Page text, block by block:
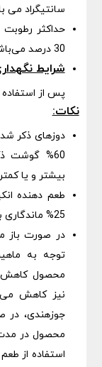
سانتیگراد می
30 درصد می‌باشد.
شرایط
پس از
نکات:
دوزهای ذکر
60% گوشت
بیشتر و یا
طعم دهنده
25% ماندگاری بیشتری دارد.
در صورت باز
توجه به
محصول کاهش
نیز کاهش می
جوزهندی، در
محصول در
استفاده از